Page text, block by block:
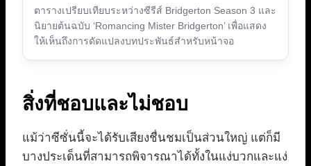
ตารางเปรียบเทียบระหว่างซีรีส์ Bridgerton Season 3 และ
นิยายต้นฉบับ ‘Romancing Mister Bridgerton’ เพื่อแสดง
ให้เห็นถึงการดัดแปลงบทประพันธ์สำหรับหน้าจอ
สิ่งที่ชอบและไม่ชอบ
แม้ว่าซีซั่นนี้จะได้รับเสียงชื่นชมเป็นส่วนใหญ่ แต่ก็มี
บางประเด็นที่สามารถพิจารณาได้ทั้งในแง่บวกและแง่